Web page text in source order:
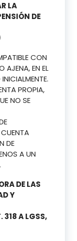
LA
DE
CON
AJENA, EN EL
PROPIA,
NO SE
DE
A UN
DE LAS
Y
318 A LGSS,